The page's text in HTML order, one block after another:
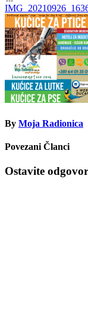
Кретање
чланка
By Moja Radionica
Povezani Članci
Ostavite odgovor